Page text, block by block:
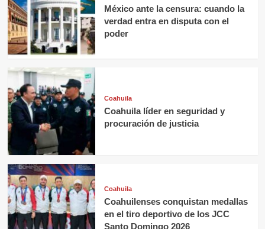
México ante la censura: cuando la
verdad entra en disputa con el
poder
Coahuila
Coahuila líder en seguridad y
procuración de justicia
Coahuila
Coahuilenses conquistan medallas
en el tiro deportivo de los JCC
Santo Domingo 2026